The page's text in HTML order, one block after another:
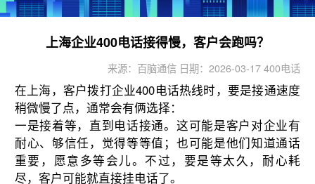
上海企业400电话接得慢，客户会跑吗？
来源：百脑通信 日期：2026-03-17 400电话
在上海，客户拨打企业400电话热线时，要是接通速度
稍微慢了点，通常会有俩选择：
一是接着等，直到电话接通。这可能是客户对企业有
耐心、够信任，觉得等等值；也可能是他们知道通话
重要，愿意多等会儿。不过，要是等太久，耐心耗
尽，客户可能就直接挂电话了。